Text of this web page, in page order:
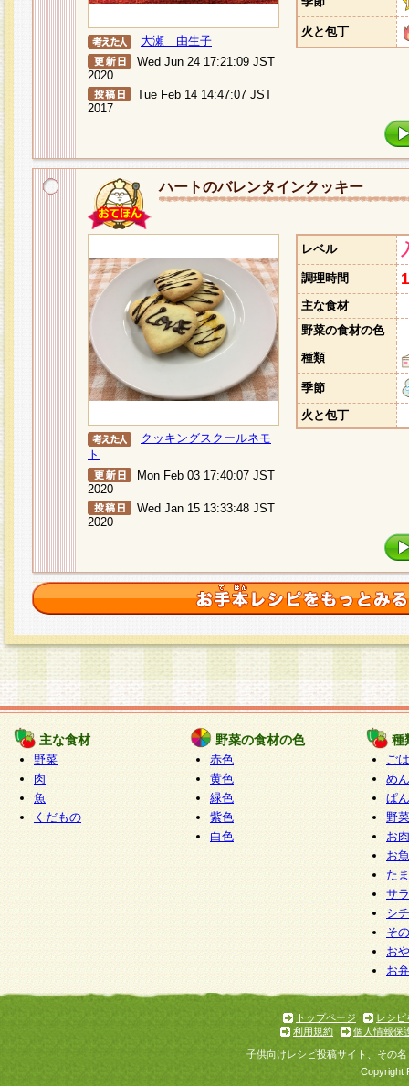
大瀬 由生子
Wed Jun 24 17:21:09 JST
2020
Tue Feb 14 14:47:07 JST
2017
火と包丁
ハートのバレンタインクッキー
クッキングスクールネモ
ト
Mon Feb 03 17:40:07 JST
2020
Wed Jan 15 13:33:48 JST
2020
レベル
調理時間
主な食材
野菜の食材の色
種類
季節
火と包丁
主な食材
野菜
肉
魚
くだもの
野菜の食材の色
赤色
黄色
緑色
紫色
白色
種
ご
めん
ぱん
野
お
お
た
サ
シ
そ
お
お
トップページ
レシピ
利用規約
個人情報保
子供向けレシピ投稿サイト、その
Copyright